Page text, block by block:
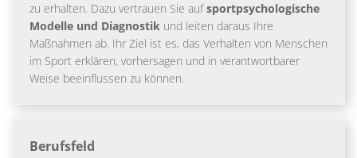
zu erhalten. Dazu vertrauen Sie aufsportpsychologische
Modelle und Diagnostik und leiten daraus Ihre
Maßnahmen ab. Ihr Ziel ist es, das Verhalten von Menschen
im Sport erklären, vorhersagen und in verantwortbarer
Weise beeinflussen zu können.
Berufsfeld